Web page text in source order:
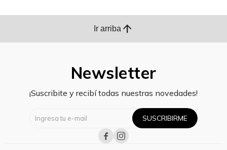
Ir arriba arrow_upward
Newsletter
¡Suscribite y recibí todas nuestras novedades!
SUSCRIBIRME
 